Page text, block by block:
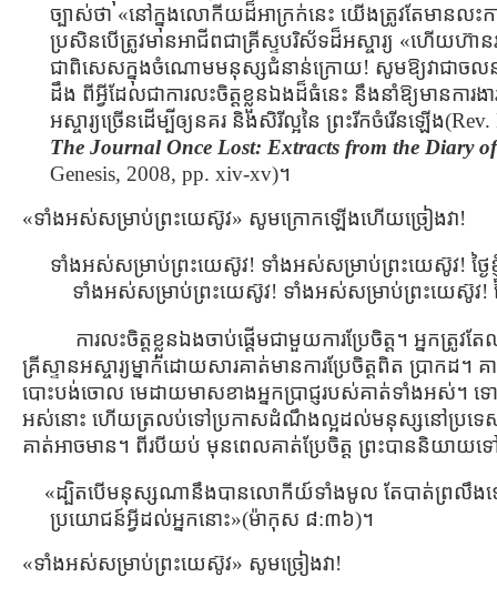
ច្បាស់ថា «នៅក្នុងលោកីយដ៏អាក្រក់នេះ យើងត្រូវតែមានលះក
ប្រសិនបើត្រូវមានអាជីពជាគ្រីស្ទបរិស័ទដ៏អស្ចារ្យ «ហើយហ៊ា
ជាពិសេសក្នុងចំណោមមនុស្សជំនាន់ក្រោយ! សូមឱ្យវាជាចល
ដឹង ពីអ្វីដែលជាការលះចិត្ដខ្លួនឯងដ៏ធំនេះ នឹងនាំឱ្យមានការង
អស្ចារ្យច្រើនដើម្បីឲ្យនគរ និងសិរីល្អនៃ ព្រះរីកចំរើនឡើង
The Journal Once Lost: Extracts from the Diary
Genesis, 2008, pp. xiv-xv)។
«ទាំងអស់សម្រាប់ព្រះយេស៊ូវ» សូមក្រោកឡើងហើយច្រៀងវា!
ទាំងអស់សម្រាប់ព្រះយេស៊ូវ! ទាំងអស់សម្រាប់ព្រះយេស៊ូវ! ថ្ង
ទាំងអស់សម្រាប់ព្រះយេស៊ូវ! ទាំងអស់សម្រាប់ព្រះយេស៊ូវ! ថ្
ការលះចិត្ដខ្លួនឯងចាប់ផ្ដើមជាមួយការប្រែចិត្ដ។ អ្នក
គ្រីស្ទានអស្ចារ្យម្នាក់ដោយសារគាត់មានការប្រែចិត្ដពិត ប្រាកដ
បោះបង់ចោល មេដាយមាសខាងអ្នកប្រាជ្ញរបស់គាត់ទាំងអស់។
អស់នោះ ហើយត្រលប់ទៅប្រកាសដំណឹងល្អដល់មនុស្សនៅប្រទេ
គាត់អាចមាន។ ពីរបីយប់ មុនពេលគាត់ប្រែចិត្ដ ព្រះបាននិយាយ
«ដ្បិតបើមនុស្សណានឹងបានលោកីយ៍ទាំងមូល តែបាត់ព្រលឹងទ
ប្រយោជន៍អ្វីដល់អ្នកនោះ»(ម៉ាកុស ៨:៣៦)។
«ទាំងអស់សម្រាប់ព្រះយេស៊ូវ» សូមច្រៀងវា!